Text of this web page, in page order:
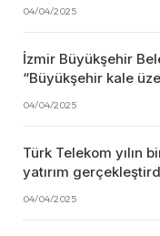
04/04/2025
İzmir Büyükşehir
“Büyükşehir kale
04/04/2025
Türk Telekom yılın
yatırım
04/04/2025